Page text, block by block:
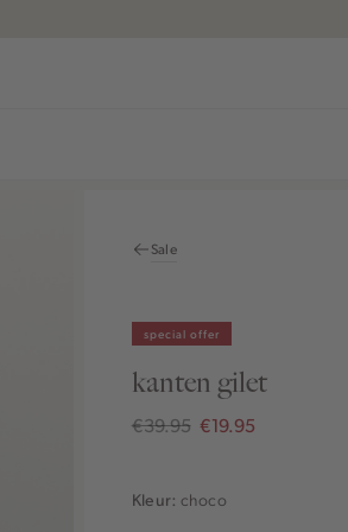
Sale
special offer
kanten gilet
€39.95 €19.95
Kleur:choco